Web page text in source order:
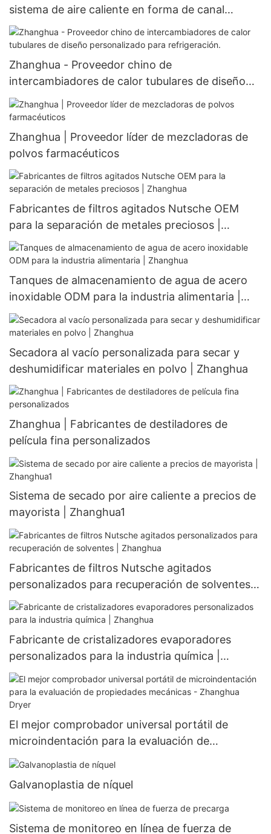
sistema de aire caliente en forma de canal
Equipo de secado con forma de canal Sistema de
aire caliente
Zhanghua - Proveedor chino de
intercambiadores de calor tubulares de diseño
personalizado para refrigeración.
Zhanghua | Proveedor líder de mezcladoras de
polvos farmacéuticos
Fabricantes de filtros agitados Nutsche OEM
para la separación de metales preciosos |
Zhanghua
Tanques de almacenamiento de agua de acero
inoxidable ODM para la industria alimentaria |
Zhanghua
Secadora al vacío personalizada para secar y
deshumidificar materiales en polvo | Zhanghua
Zhanghua | Fabricantes de destiladores de
película fina personalizados
Sistema de secado por aire caliente a precios de
mayorista | Zhanghua1
Fabricantes de filtros Nutsche agitados
personalizados para recuperación de solventes |
Zhanghua
Fabricante de cristalizadores evaporadores
personalizados para la industria química |
Zhanghua
El mejor comprobador universal portátil de
microindentación para la evaluación de
propiedades mecánicas - Zhanghua Dryer
Galvanoplastia de níquel
Sistema de monitoreo en línea de fuerza de